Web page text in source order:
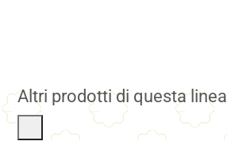
Altri prodotti di questa linea